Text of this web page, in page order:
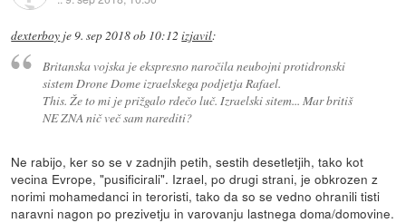
dexterboy je9. sep 2018 ob 10:12 izjavil:
Britanska vojska je ekspresno naročila neubojni protidronski
sistem Drone Dome izraelskega podjetja Rafael.
This. Že to mi je prižgalo rdečo luč. Izraelski sitem... Mar britiš
NE ZNA nič več sam narediti?
Ne rabijo, ker so se v zadnjih petih, sestih desetletjih, tako kot
vecina Evrope, "pusificirali". Izrael, po drugi strani, je obkrozen z
norimi mohamedanci in teroristi, tako da so se vedno ohranili tisti
naravni nagon po prezivetju in varovanju lastnega doma/domovine.